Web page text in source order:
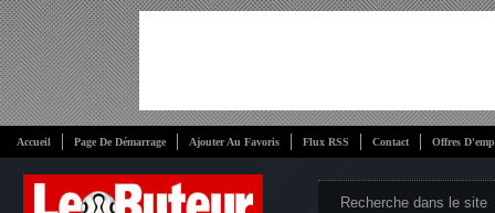
Accueil Page De Démarrage Ajouter Au Favoris Flux RSS Contact Offres